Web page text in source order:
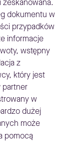
zeskanowana.
dokumentu w
przypadków
informacje
wstępny
z
który jest
partner
w
dużej
może
pomocą